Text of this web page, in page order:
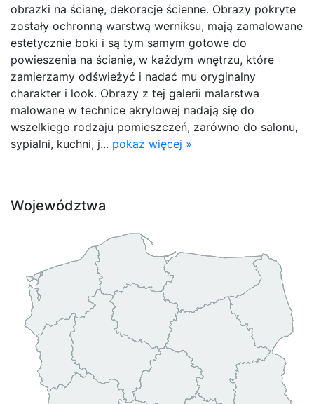
obrazki na ścianę, dekoracje ścienne. Obrazy pokryte
zostały ochronną warstwą werniksu, mają zamalowane
estetycznie boki i są tym samym gotowe do
powieszenia na ścianie, w każdym wnętrzu, które
zamierzamy odświeżyć i nadać mu oryginalny
charakter i look. Obrazy z tej galerii malarstwa
malowane w technice akrylowej nadają się do
wszelkiego rodzaju pomieszczeń, zarówno do salonu,
sypialni, kuchni, j... pokaż więcej »
Województwa